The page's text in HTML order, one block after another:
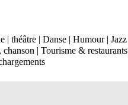
| théâtre | Danse | Humour | Jazz
chanson | Tourisme & restaurants